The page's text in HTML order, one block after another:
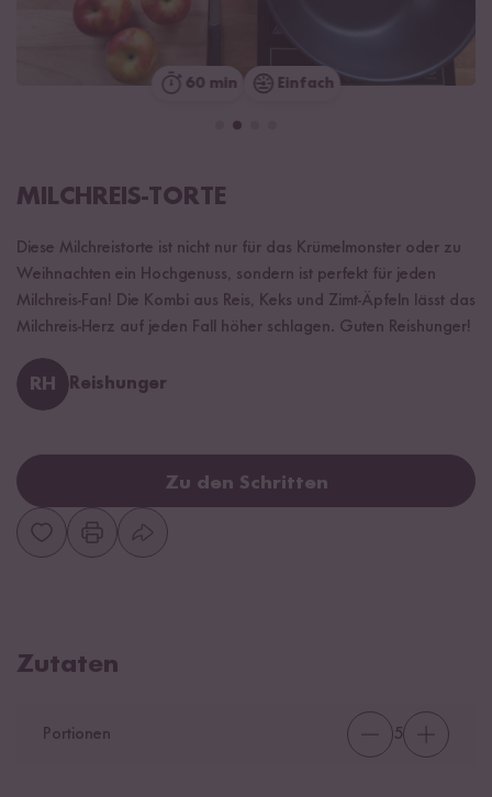
60 min Einfach
MILCHREIS-TORTE
Diese Milchreistorte ist nicht nur für das Krümelmonster oder zu
Weihnachten ein Hochgenuss, sondern ist perfekt für jeden
Milchreis-Fan! Die Kombi aus Reis, Keks und Zimt-Äpfeln lässt das
Milchreis-Herz auf jeden Fall höher schlagen. Guten Reishunger!
RH Reishunger
Zu den Schritten
Zutaten
Portionen 5